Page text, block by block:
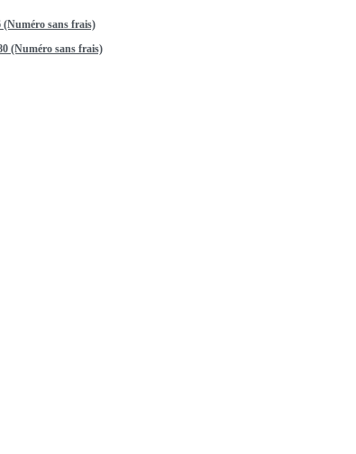
(Numéro sans frais)
(Numéro sans frais)